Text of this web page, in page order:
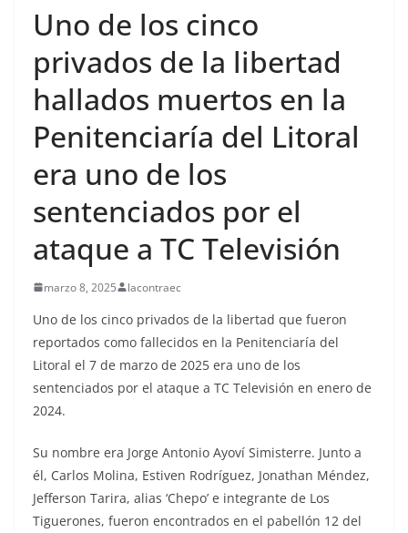
Uno de los cinco
privados de la libertad
hallados muertos en la
Penitenciaría del Litoral
era uno de los
sentenciados por el
ataque a TC Televisión
marzo 8, 2025 lacontraec
Uno de los cinco privados de la libertad que fueron
reportados como fallecidos en la Penitenciaría del
Litoral el 7 de marzo de 2025 era uno de los
sentenciados por el ataque a TC Televisión en enero de
2024.
Su nombre era Jorge Antonio Ayoví Simisterre. Junto a
él, Carlos Molina, Estiven Rodríguez, Jonathan Méndez,
Jefferson Tarira, alias ‘Chepo’ e integrante de Los
Tiguerones, fueron encontrados en el pabellón 12 del